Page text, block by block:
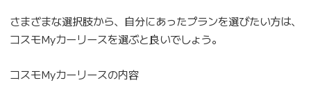
さまざまな選択肢から、自分にあったプランを選びたい方は、
コスモMyカーリースを選ぶと良いでしょう。
コスモMyカーリースの内容